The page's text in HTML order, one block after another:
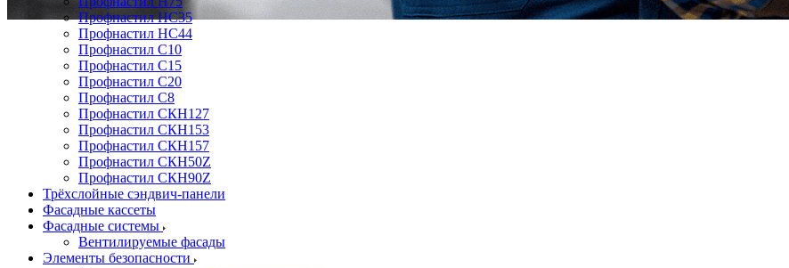
Профнастил НС35
Профнастил НС44
Профнастил С10
Профнастил С15
Профнастил С20
Профнастил С8
Профнастил СКН127
Профнастил СКН153
Профнастил СКН157
Профнастил СКН50Z
Профнастил СКН90Z
Трёхслойные сэндвич-панели
Фасадные кассеты
Фасадные системы
Вентилируемые фасады
Элементы безопасности